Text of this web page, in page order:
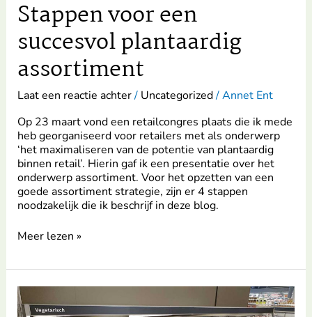
Stappen voor een
succesvol plantaardig
assortiment
Laat een reactie achter/ Uncategorized/Annet Ent
Op 23 maart vond een retailcongres plaats die ik mede
heb georganiseerd voor retailers met als onderwerp
‘het maximaliseren van de potentie van plantaardig
binnen retail’. Hierin gaf ik een presentatie over het
onderwerp assortiment. Voor het opzetten van een
goede assortiment strategie, zijn er 4 stappen
noodzakelijk die ik beschrijf in deze blog.
Meer lezen »
Schaponderhoud
Albert